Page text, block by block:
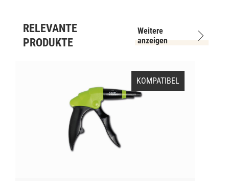
RELEVANTE
PRODUKTE
Weitere
anzeigen
KOMPATIBEL